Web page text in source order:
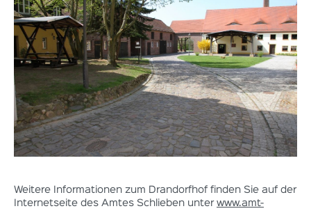
Weitere Informationen zum Drandorfhof finden Sie auf der
Internetseite des Amtes Schlieben unter www.amt-